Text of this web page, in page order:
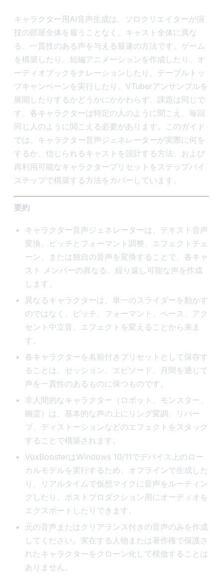
キャラクター用AI音声生成は、ソロクリエイターが演
技の部屋全体を雇うことなく、キャスト全体に異な
る、一貫性のある声を与える最速の方法です。ゲーム
を構築したり、短編アニメーションを作成したり、オ
ーディオブックをナレーションしたり、テーブルトッ
プキャンペーンを実行したり、VTuberアンサンブルを
展開したりするかどうかにかかわらず、課題は同じで
す。各キャラクターは特定の人のように聞こえ、毎回
同じ人のように聞こえる必要があります。このガイド
では、キャラクター音声ジェネレーターが実際に何を
するか、信じられるキャストを設計する方法、および
再利用可能なキャラクタープリセットをステップバイ
ステップで構築する方法をカバーしています。
要約
キャラクター音声ジェネレーターは、テキスト音声
変換、ピッチとフォーマント調整、エフェクトチェ
ーン、または独自の音声を変換することで、各キャ
スト メンバーの異なる、繰り返し可能な声を作成
します。
異なるキャラクターは、単一のスライダーを動かす
のではなく、ピッチ、フォーマント、ペース、アク
セント中立音、エフェクトを変えることから来ま
す。
各キャラクターを名前付きプリセットとして保存す
ることは、セッション、エピソード、月間を通じて
声を一貫性のあるものに保つものです。
非人間的なキャラクター（ロボット、モンスター、
幽霊）は、基本的な声の上にリング変調、リバー
ブ、ディストーションなどのエフェクトをスタック
することで構築されます。
VoxBoosterはWindows 10/11でデバイス上のロー
カルモデルを実行するため、オフラインで生成した
り、リアルタイムで仮想マイクに音声をルーティン
グしたり、ポストプロダクション用にオーディオを
エクスポートしたりできます。
元の音声またはクリアランス付きの音声のみを作成
してください。実在する人物または著作権で保護さ
れたキャラクターをクローン化して模倣することは
ありません。